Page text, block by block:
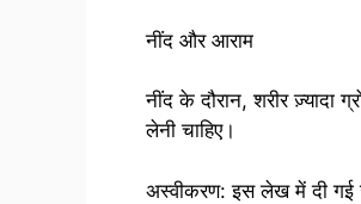
नींद और आराम
नींद के दौरान, शरीर ज़्यादा
लेनी चाहिए।
अस्वीकरण: इस लेख में दी गई